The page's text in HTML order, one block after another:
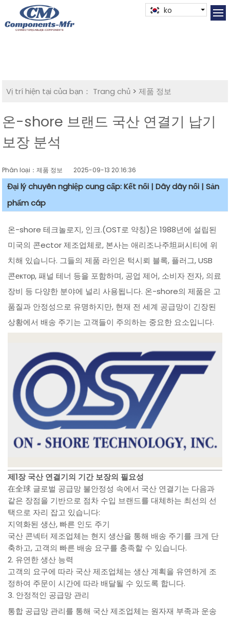
ko
Vị trí hiện tại của bạn： Trang chủ >제품 정보
온-shore 브랜드 국산 연결기 납기
보장 분석
Phân loại：제품 정보 2025-09-13 20:16:36
Đại lý chuyên nghiệp cung cấp: Kết nối | Dây dây nối | Sản
phẩm cáp
온-shore 테크놀로지, 인크.(OST로 약칭)은 1988년에 설립된
미국의 콘ector 제조업체로, 본사는 애리조나주坦퍼시티에 위
치해 있습니다. 그들의 제품 라인은 턱시뢰 블록, 플러그, USB
콘ектор, 패널 테너 등을 포함하며, 공업 제어, 소비자 전자, 의료
장비 등 다양한 분야에 널리 사용됩니다. 온-shore의 제품은 고
품질과 안정성으로 유명하지만, 현재 전 세계 공급망이 긴장된
상황에서 배송 주기는 고객들이 주의하는 중요한 요소입니다.
제1장 국산 연결기의 기간 보장의 필요성
在全球 글로벌 공급망 불안정성 속에서 국산 연결기는 다음과
같은 장점을 기반으로 점차 수입 브랜드를 대체하는 최선의 선
택으로 자리 잡고 있습니다:
지역화된 생산, 빠른 인도 주기
국산 콘넥터 제조업체는 현지 생산을 통해 배송 주기를 크게 단
축하고, 고객의 빠른 배송 요구를 충족할 수 있습니다.
2. 유연한 생산 능력
고객의 요구에 따라 국산 제조업체는 생산 계획을 유연하게 조
정하여 주문이 시간에 따라 배달될 수 있도록 합니다.
3. 안정적인 공급망 관리
통합 공급망 관리를 통해 국산 제조업체는 원자재 부족과 운송